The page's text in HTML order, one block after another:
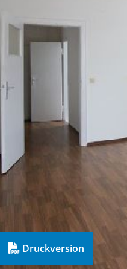
Druckversion